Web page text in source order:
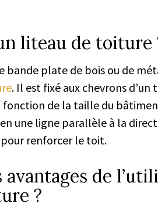
liteau de toiture
bande plate de bois ou de
. Il est fixé aux chevrons
fonction de la taille du
une ligne parallèle à la
renforcer le toit.
de
?